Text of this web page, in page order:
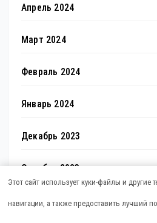
Апрель 2024
Март 2024
Февраль 2024
Январь 2024
Декабрь 2023
Октябрь 2023
Август 2023
Этот сайт использует куки-файлы и
навигации, а также предоставить лучший